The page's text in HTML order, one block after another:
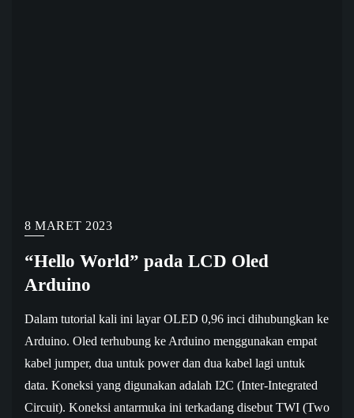
8 MARET 2023
“Hello World” pada LCD Oled
Arduino
Dalam tutorial kali ini layar OLED 0,96 inci dihubungkan ke
Arduino. Oled terhubung ke Arduino menggunakan empat
kabel jumper, dua untuk power dan dua kabel lagi untuk
data. Koneksi yang digunakan adalah I2C (Inter-Integrated
Circuit). Koneksi antarmuka ini terkadang disebut TWI (Two